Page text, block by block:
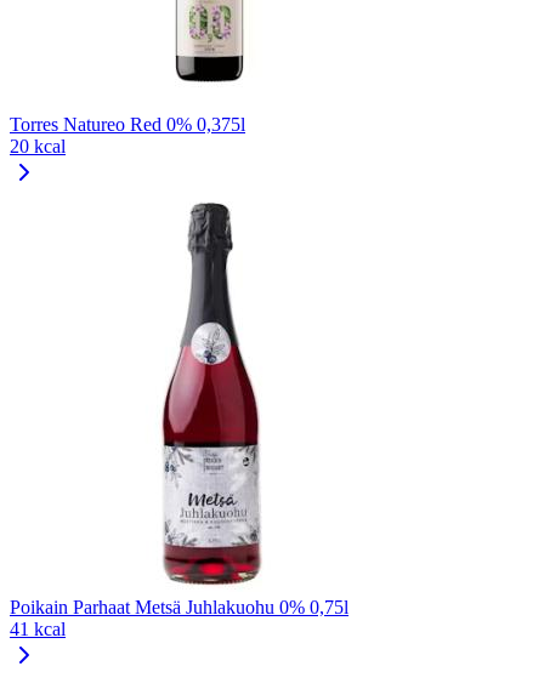
Torres Natureo Red 0% 0,375l
20 kcal
Poikain Parhaat Metsä Juhlakuohu 0% 0,75l
41 kcal